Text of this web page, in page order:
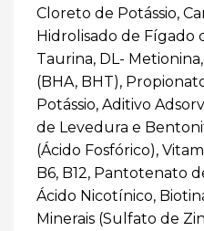
Cloreto de Potássio,
Hidrolisado de Fígado
Taurina, DL-
(BHA, BHT),
Potássio, Aditivo
de Levedura e
(Ácido Fosfórico),
B6, B12, Pantotenato
Ácido Nicotínico,
Minerais (Sulfato de